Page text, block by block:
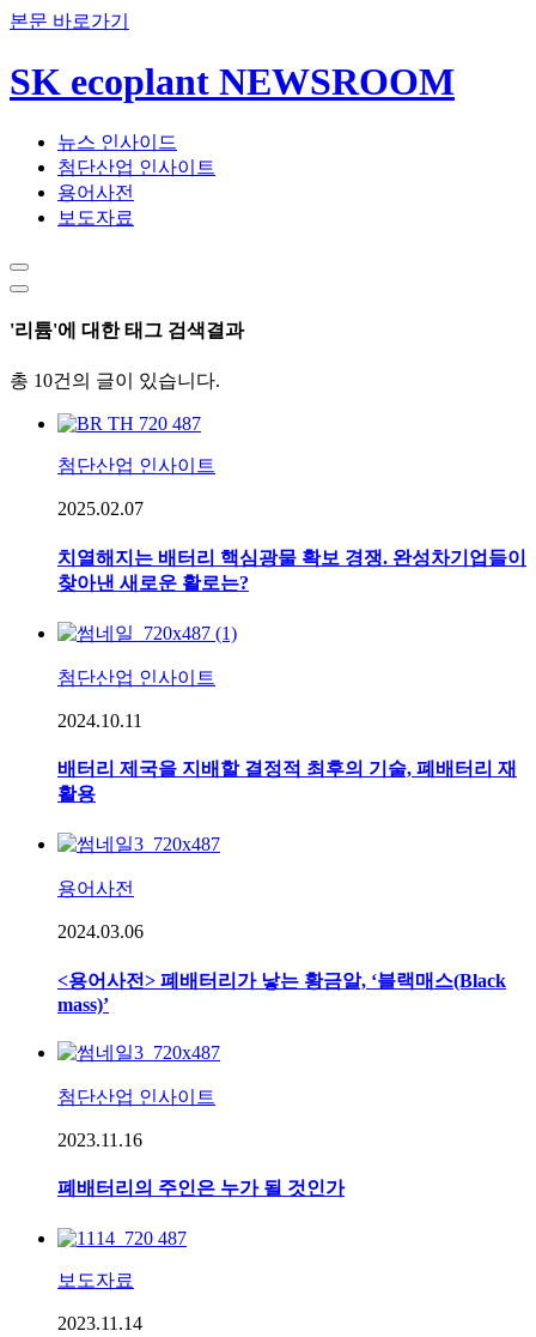
본문 바로가기
SK ecoplant NEWSROOM
뉴스 인사이드
첨단산업 인사이트
용어사전
보도자료
'리튬'에 대한 태그 검색결과
총 10건의 글이 있습니다.
첨단산업 인사이트
2025.02.07
치열해지는 배터리 핵심광물 확보 경쟁. 완성차기업들이
찾아낸 새로운 활로는?
첨단산업 인사이트
2024.10.11
배터리 제국을 지배할 결정적 최후의 기술, 폐배터리 재
활용
용어사전
2024.03.06
<용어사전> 폐배터리가 낳는 황금알, ‘블랙매스(Black
mass)’
첨단산업 인사이트
2023.11.16
폐배터리의 주인은 누가 될 것인가
보도자료
2023.11.14